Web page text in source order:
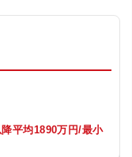
平均1890万円/最小